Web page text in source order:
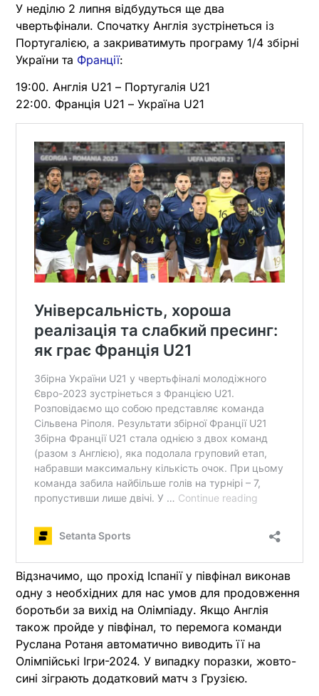
У неділю 2 липня відбудуться ще два
чвертьфінали. Спочатку Англія зустрінеться із
Португалією, а закриватимуть програму 1/4 збірні
України та Франції:
19:00. Англія U21 – Португалія U21
22:00. Франція U21 – Україна U21
Відзначимо, що прохід Іспанії у півфінал виконав
одну з необхідних для нас умов для продовження
боротьби за вихід на Олімпіаду. Якщо Англія
також пройде у півфінал, то перемога команди
Руслана Ротаня автоматично виводить її на
Олімпійські Ігри-2024. У випадку поразки, жовто-
сині зіграють додатковий матч з Грузією.